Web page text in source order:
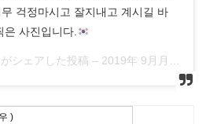
걱정마시고 잘지내고 계시길 바
은 사진입니다.
シェアした投稿 – 2019年 9月月13日午前12時28分PDT
)